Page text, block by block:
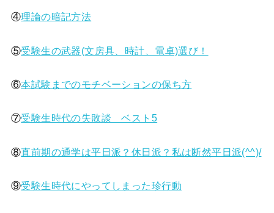
④理論の暗記方法
⑤受験生の武器(文房具、時計、電卓)選び！
⑥本試験までのモチベーションの保ち方
⑦受験生時代の失敗談 ベスト5
⑧直前期の通学は平日派？休日派？私は断然平日派(^^)/
⑨受験生時代にやってしまった珍行動